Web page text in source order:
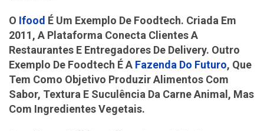
O Ifood É Um Exemplo De Foodtech. Criada Em
2011, A Plataforma Conecta Clientes A
Restaurantes E Entregadores De Delivery. Outro
Exemplo De Foodtech É A Fazenda Do Futuro, Que
Tem Como Objetivo Produzir Alimentos Com
Sabor, Textura E Suculência Da Carne Animal, Mas
Com Ingredientes Vegetais.